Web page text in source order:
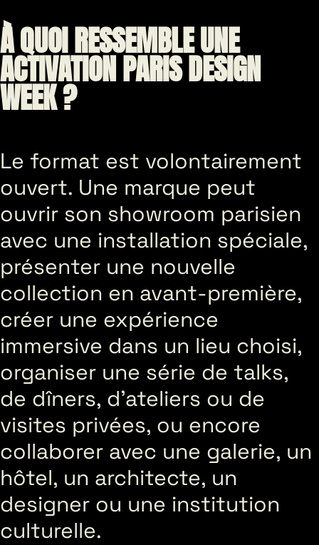
À QUOI RESSEMBLE UNE
ACTIVATION PARIS DESIGN
WEEK ?
Le format est volontairement
ouvert. Une marque peut
ouvrir son showroom parisien
avec une installation spéciale,
présenter une nouvelle
collection en avant-première,
créer une expérience
immersive dans un lieu choisi,
organiser une série de talks,
de dîners, d’ateliers ou de
visites privées, ou encore
collaborer avec une galerie, un
hôtel, un architecte, un
designer ou une institution
culturelle.